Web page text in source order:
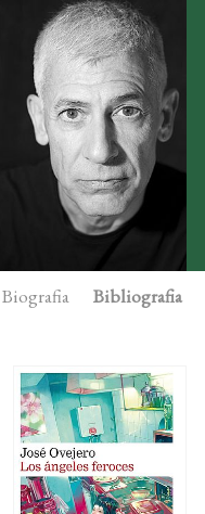
Biografia Bibliografia